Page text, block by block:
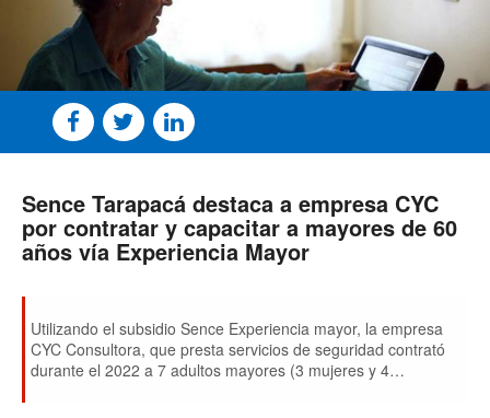
Sence Tarapacá destaca a empresa CYC
por contratar y capacitar a mayores de 60
años vía Experiencia Mayor
Utilizando el subsidio Sence Experiencia mayor, la empresa
CYC Consultora, que presta servicios de seguridad contrató
durante el 2022 a 7 adultos mayores (3 mujeres y 4